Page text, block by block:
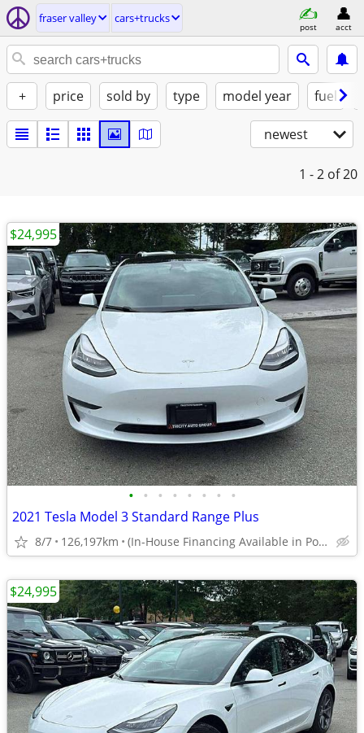
fraser valley cars+trucks
post acct
+ price sold by type model year fuel
newest
1 - 2 of 20
• • • • • • • •
2021 Tesla Model 3 Standard Range Plus
8/7 126,197km (In-House Financing Available in Port Coquitlam)
$24,995
$24,995